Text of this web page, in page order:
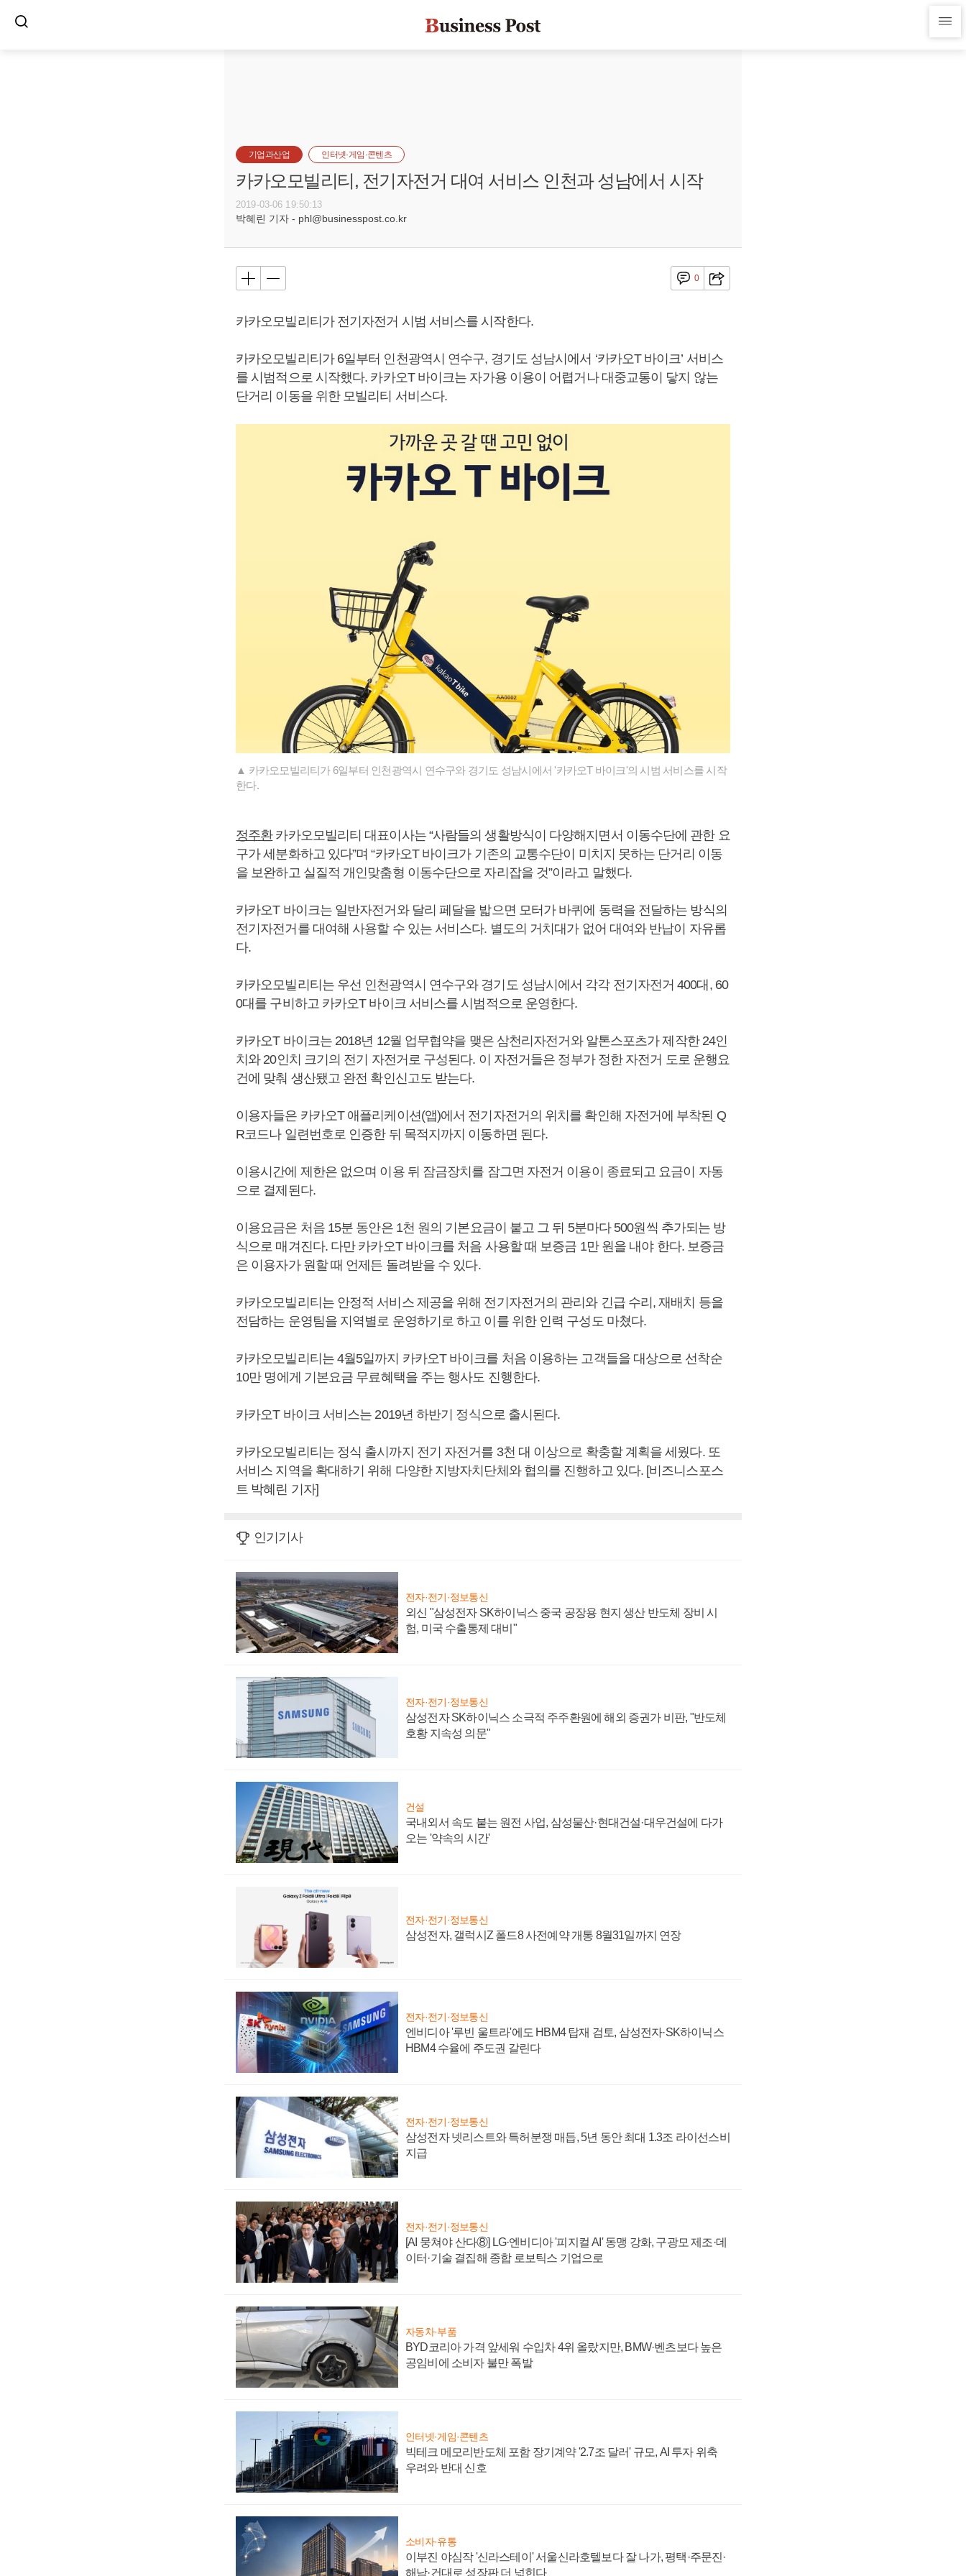
기업과산업 인터넷·게임·콘텐츠
카카오모빌리티, 전기자전거 대여 서비스 인천과 성남에서 시작
2019-03-06 19:50:13
박혜린 기자 - phl@businesspost.co.kr
0
카카오모빌리티가 전기자전거 시범 서비스를 시작한다.
카카오모빌리티가 6일부터 인천광역시 연수구, 경기도 성남시에서 ‘카카오T 바이크’ 서비스
를 시범적으로 시작했다. 카카오T 바이크는 자가용 이용이 어렵거나 대중교통이 닿지 않는
단거리 이동을 위한 모빌리티 서비스다.
▲ 카카오모빌리티가 6일부터 인천광역시 연수구와 경기도 성남시에서 '카카오T 바이크'의 시범 서비스를 시작
한다.
정주환카카오모빌리티 대표이사는 “사람들의 생활방식이 다양해지면서 이동수단에 관한 요
구가 세분화하고 있다”며 “카카오T 바이크가 기존의 교통수단이 미치지 못하는 단거리 이동
을 보완하고 실질적 개인맞춤형 이동수단으로 자리잡을 것”이라고 말했다.
카카오T 바이크는 일반자전거와 달리 페달을 밟으면 모터가 바퀴에 동력을 전달하는 방식의
전기자전거를 대여해 사용할 수 있는 서비스다. 별도의 거치대가 없어 대여와 반납이 자유롭
다.
카카오모빌리티는 우선 인천광역시 연수구와 경기도 성남시에서 각각 전기자전거 400대, 60
0대를 구비하고 카카오T 바이크 서비스를 시범적으로 운영한다.
카카오T 바이크는 2018년 12월 업무협약을 맺은 삼천리자전거와 알톤스포츠가 제작한 24인
치와 20인치 크기의 전기 자전거로 구성된다. 이 자전거들은 정부가 정한 자전거 도로 운행요
건에 맞춰 생산됐고 완전 확인신고도 받는다.
이용자들은 카카오T 애플리케이션(앱)에서 전기자전거의 위치를 확인해 자전거에 부착된 Q
R코드나 일련번호로 인증한 뒤 목적지까지 이동하면 된다.
이용시간에 제한은 없으며 이용 뒤 잠금장치를 잠그면 자전거 이용이 종료되고 요금이 자동
으로 결제된다.
이용요금은 처음 15분 동안은 1천 원의 기본요금이 붙고 그 뒤 5분마다 500원씩 추가되는 방
식으로 매겨진다. 다만 카카오T 바이크를 처음 사용할 때 보증금 1만 원을 내야 한다. 보증금
은 이용자가 원할 때 언제든 돌려받을 수 있다.
카카오모빌리티는 안정적 서비스 제공을 위해 전기자전거의 관리와 긴급 수리, 재배치 등을
전담하는 운영팀을 지역별로 운영하기로 하고 이를 위한 인력 구성도 마쳤다.
카카오모빌리티는 4월5일까지 카카오T 바이크를 처음 이용하는 고객들을 대상으로 선착순
10만 명에게 기본요금 무료혜택을 주는 행사도 진행한다.
카카오T 바이크 서비스는 2019년 하반기 정식으로 출시된다.
카카오모빌리티는 정식 출시까지 전기 자전거를 3천 대 이상으로 확충할 계획을 세웠다. 또
서비스 지역을 확대하기 위해 다양한 지방자치단체와 협의를 진행하고 있다. [비즈니스포스
트 박혜린 기자]
인기기사
전자·전기·정보통신
외신 "삼성전자 SK하이닉스 중국 공장용 현지 생산 반도체 장비 시
험, 미국 수출통제 대비"
전자·전기·정보통신
삼성전자 SK하이닉스 소극적 주주환원에 해외 증권가 비판, "반도체
호황 지속성 의문"
건설
국내외서 속도 붙는 원전 사업, 삼성물산·현대건설·대우건설에 다가
오는 '약속의 시간'
전자·전기·정보통신
삼성전자, 갤럭시Z 폴드8 사전예약 개통 8월31일까지 연장
전자·전기·정보통신
엔비디아 '루빈 울트라'에도 HBM4 탑재 검토, 삼성전자·SK하이닉스
HBM4 수율에 주도권 갈린다
전자·전기·정보통신
삼성전자 넷리스트와 특허분쟁 매듭, 5년 동안 최대 1.3조 라이선스비
지급
전자·전기·정보통신
[AI 뭉쳐야 산다⑧] LG·엔비디아 '피지컬 AI' 동맹 강화, 구광모 제조·데
이터·기술 결집해 종합 로보틱스 기업으로
자동차·부품
BYD코리아 가격 앞세워 수입차 4위 올랐지만, BMW·벤츠보다 높은
공임비에 소비자 불만 폭발
인터넷·게임·콘텐츠
빅테크 메모리반도체 포함 장기계약 '2.7조 달러' 규모, AI 투자 위축
우려와 반대 신호
소비자·유통
이부진 야심작 '신라스테이' 서울신라호텔보다 잘 나가, 평택·주문진·
해남·건대로 성장판 더 넓힌다